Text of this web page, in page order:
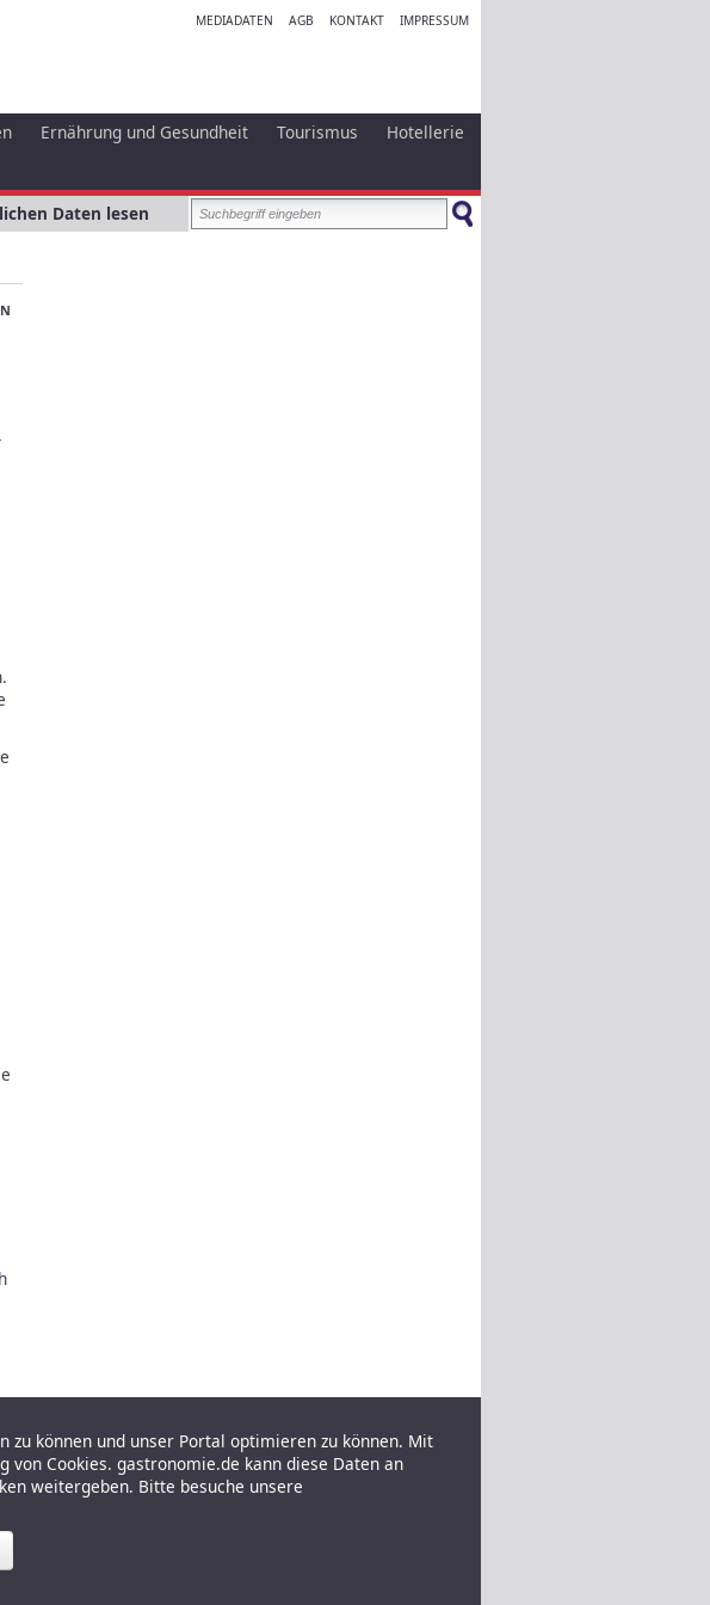
MEDIADATEN AGB KONTAKT IMPRESSUM
Ernährung und Gesundheit Tourismus
Hotellerie
Daten lesen
können und unser Portal optimieren zu können. Mit
von Cookies. gastronomie.de kann diese Daten an
weitergeben. Bitte besuche unsere